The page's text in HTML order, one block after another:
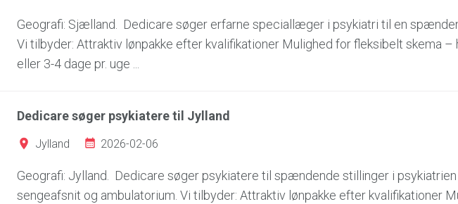
Geografi: Sjælland. Dedicare søger erfarne speciallæger i psykiatri til en
Vi tilbyder: Attraktiv lønpakke efter kvalifikationer Mulighed for fleksibelt skema –
eller 3-4 dage pr. uge ...
Dedicare søger psykiatere til Jylland
Jylland 2026-02-06
Geografi: Jylland. Dedicare søger psykiatere til spændende stillinger i
sengeafsnit og ambulatorium. Vi tilbyder: Attraktiv lønpakke efter kvalifikationer